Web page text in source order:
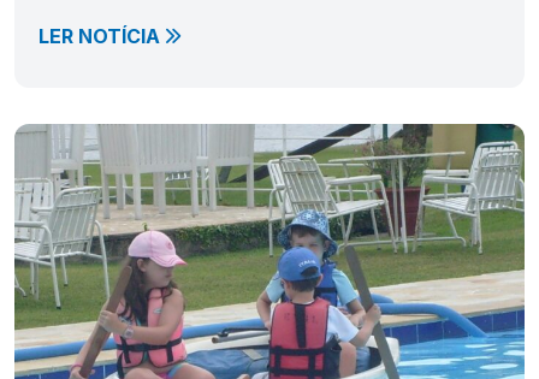
LER NOTÍCIA